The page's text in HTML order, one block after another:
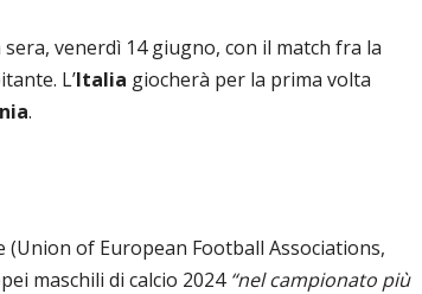
venerdì 14 giugno, con il match fra la
L’Italia giocherà per la prima volta
.
(Union of European Football Associations,
maschili di calcio 2024 “nel campionato più